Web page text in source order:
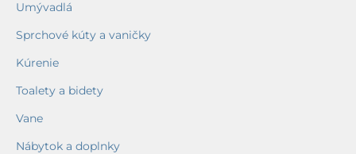
Umývadlá
Sprchové kúty a vaničky
Kúrenie
Toalety a bidety
Vane
Nábytok a doplnky